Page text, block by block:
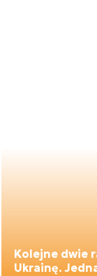
Kolejne dwie
Ukrainę.